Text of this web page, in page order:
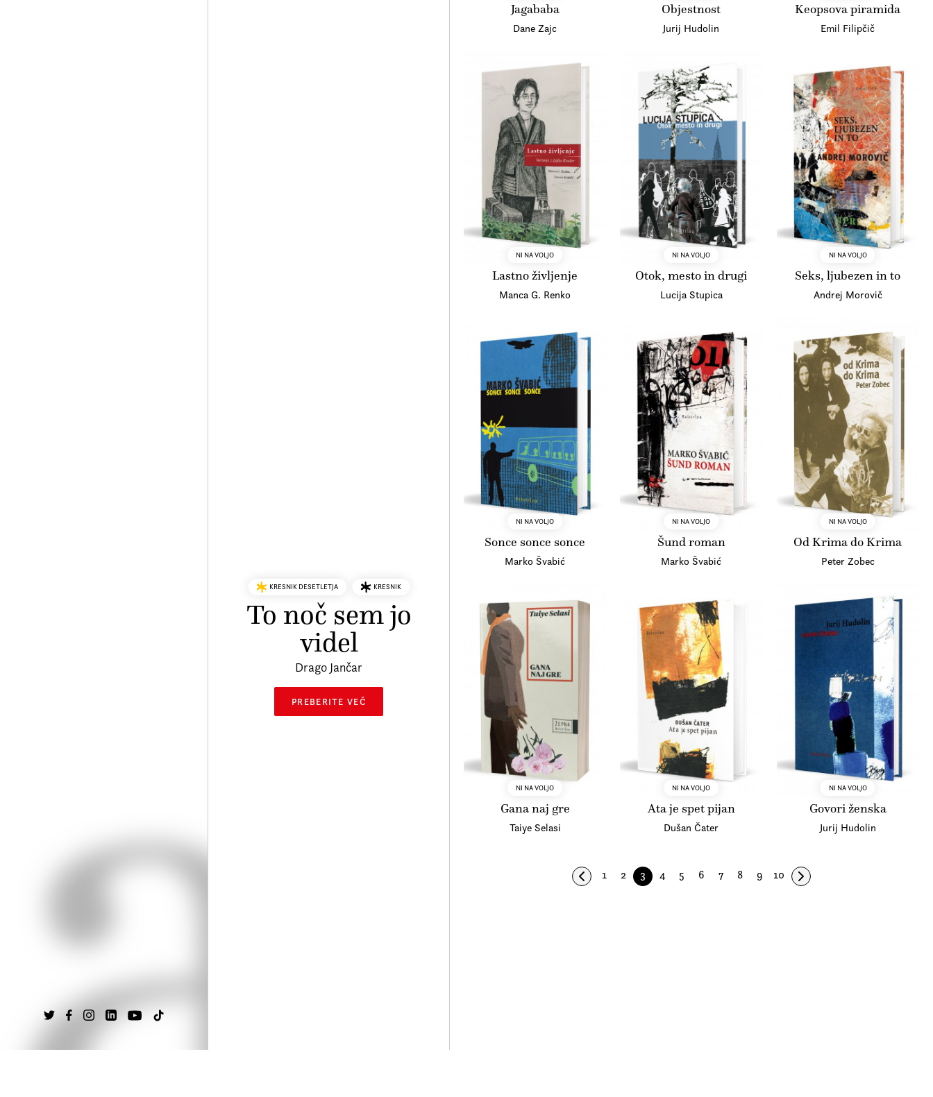
KRESNIK DESETLETJA KRESNIK
To noč sem jo
videl
Drago Jančar
PREBERITE VEČ
Jagababa
Dane Zajc
Objestnost
Jurij Hudolin
Keopsova piramida
Emil Filipčič
NI NA VOLJO
Lastno življenje
Manca G. Renko
NI NA VOLJO
Otok, mesto in drugi
Lucija Stupica
NI NA VOLJO
Seks, ljubezen in to
Andrej Morovič
NI NA VOLJO
Sonce sonce sonce
Marko Švabić
NI NA VOLJO
Šund roman
Marko Švabić
NI NA VOLJO
Od Krima do Krima
Peter Zobec
NI NA VOLJO
Gana naj gre
Taiye Selasi
NI NA VOLJO
Ata je spet pijan
Dušan Čater
NI NA VOLJO
Govori ženska
Jurij Hudolin
1 2 3 4 5 6 7 8 9 10